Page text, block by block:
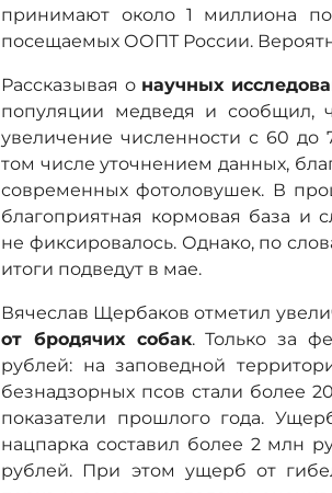
принимают около 1 миллиона
посещаемых ООПТ России.
Рассказывая о научных
популяции медведя и сообщил,
увеличение численности с 60 до
том числе уточнением данных,
современных фотоловушек. В
благоприятная кормовая база и
не фиксировалось. Однако, по
итоги подведут в мае.
Вячеслав Щербаков отметил
от бродячих собак. Только за
рублей: на заповедной
безнадзорных псов стали более
показатели прошлого года.
нацпарка составил более 2 млн
рублей. При этом ущерб от